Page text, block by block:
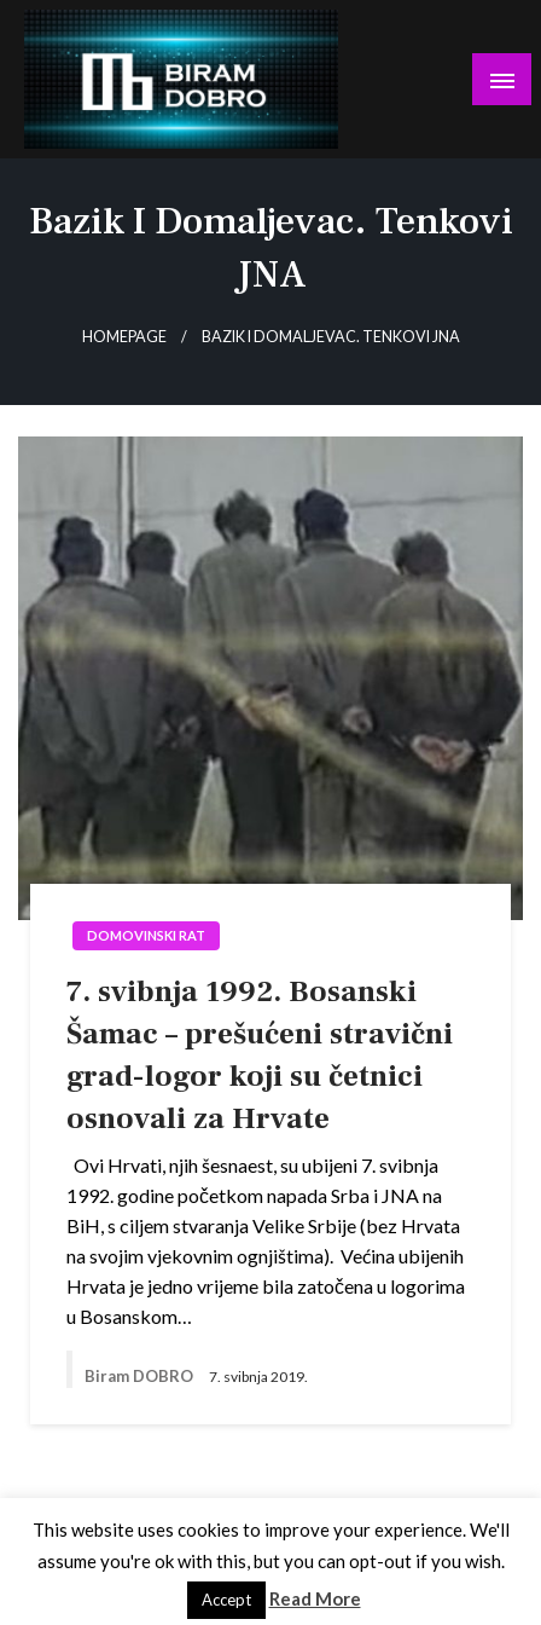
Skip
content
Bazik I Domaljevac. Tenkovi
JNA
HOMEPAGE BAZIK I DOMALJEVAC. TENKOVI JNA
DOMOVINSKI RAT
7. svibnja 1992. Bosanski
Šamac – prešućeni stravični
grad-logor koji su četnici
osnovali za Hrvate
Ovi Hrvati, njih šesnaest, su ubijeni 7. svibnja
1992. godine početkom napada Srba i JNA na
BiH, s ciljem stvaranja Velike Srbije (bez Hrvata
na svojim vjekovnim ognjištima). Većina ubijenih
Hrvata je jedno vrijeme bila zatočena u logorima
u Bosanskom…
Biram DOBRO 7. svibnja 2019.
Theme by Silk Themes
This website uses cookies to improve your experience. We'll
assume you're ok with this, but you can opt-out if you wish.
Accept Read More